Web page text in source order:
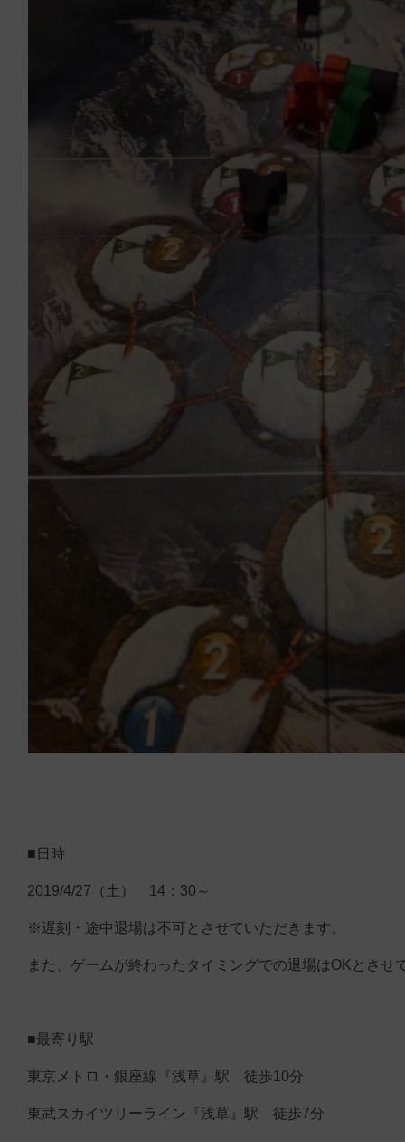
■日時
2019/4/27（土） 14：30～
※遅刻・途中退場は不可とさせていただきます。
また、ゲームが終わったタイミングでの退場はOKとさせ
■最寄り駅
東京メトロ・銀座線『浅草』駅 徒歩10分
東武スカイツリーライン『浅草』駅 徒歩7分